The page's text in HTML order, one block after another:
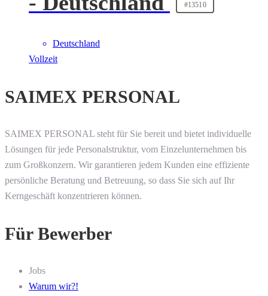
#13510
Deutschland
Vollzeit
SAIMEX PERSONAL
SAIMEX PERSONAL steht für Sie bereit und bietet individuelle
Lösungen für jede Personalstruktur, vom Einzelunternehmen bis
zum Großkonzern. Wir garantieren jedem Kunden eine effiziente
persönliche Beratung und Betreuung, so dass Sie sich auf Ihr
Kerngeschäft konzentrieren können.
Für Bewerber
Jobs
Warum wir?!